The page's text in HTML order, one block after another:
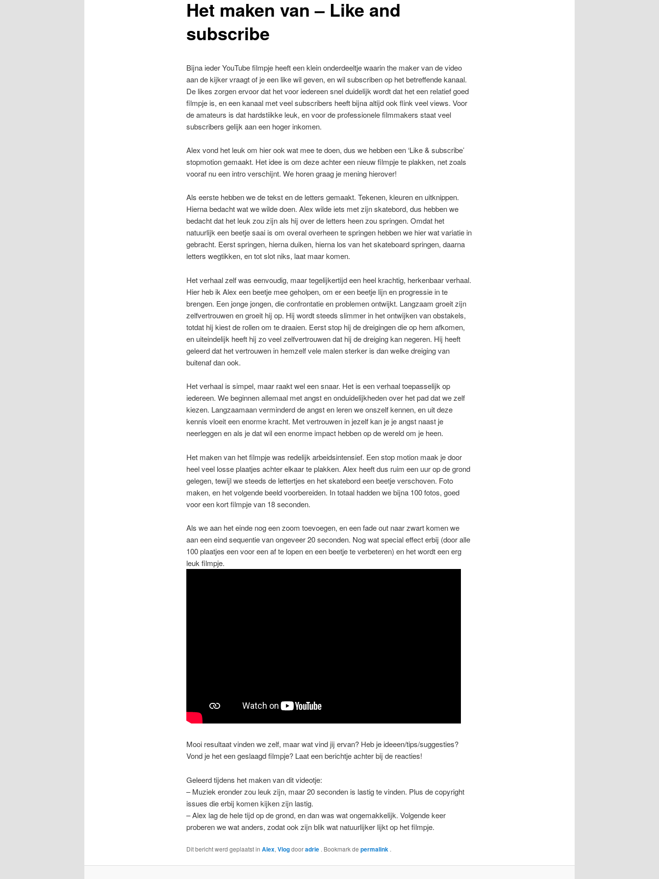
Het maken van – Like and
subscribe
Bijna ieder YouTube filmpje heeft een klein onderdeeltje waarin the maker van de video
aan de kijker vraagt of je een like wil geven, en wil subscriben op het betreffende kanaal.
De likes zorgen ervoor dat het voor iedereen snel duidelijk wordt dat het een relatief goed
filmpje is, en een kanaal met veel subscribers heeft bijna altijd ook flink veel views. Voor
de amateurs is dat hardstiikke leuk, en voor de professionele filmmakers staat veel
subscribers gelijk aan een hoger inkomen.
Alex vond het leuk om hier ook wat mee te doen, dus we hebben een ‘Like & subscribe’
stopmotion gemaakt. Het idee is om deze achter een nieuw filmpje te plakken, net zoals
vooraf nu een intro verschijnt. We horen graag je mening hierover!
Als eerste hebben we de tekst en de letters gemaakt. Tekenen, kleuren en uitknippen.
Hierna bedacht wat we wilde doen. Alex wilde iets met zijn skatebord, dus hebben we
bedacht dat het leuk zou zijn als hij over de letters heen zou springen. Omdat het
natuurlijk een beetje saai is om overal overheen te springen hebben we hier wat variatie in
gebracht. Eerst springen, hierna duiken, hierna los van het skateboard springen, daarna
letters wegtikken, en tot slot niks, laat maar komen.
Het verhaal zelf was eenvoudig, maar tegelijkertijd een heel krachtig, herkenbaar verhaal.
Hier heb ik Alex een beetje mee geholpen, om er een beetje lijn en progressie in te
brengen. Een jonge jongen, die confrontatie en problemen ontwijkt. Langzaam groeit zijn
zelfvertrouwen en groeit hij op. Hij wordt steeds slimmer in het ontwijken van obstakels,
totdat hij kiest de rollen om te draaien. Eerst stop hij de dreigingen die op hem afkomen,
en uiteindelijk heeft hij zo veel zelfvertrouwen dat hij de dreiging kan negeren. Hij heeft
geleerd dat het vertrouwen in hemzelf vele malen sterker is dan welke dreiging van
buitenaf dan ook.
Het verhaal is simpel, maar raakt wel een snaar. Het is een verhaal toepasselijk op
iedereen. We beginnen allemaal met angst en onduidelijkheden over het pad dat we zelf
kiezen. Langzaamaan verminderd de angst en leren we onszelf kennen, en uit deze
kennis vloeit een enorme kracht. Met vertrouwen in jezelf kan je je angst naast je
neerleggen en als je dat wil een enorme impact hebben op de wereld om je heen.
Het maken van het filmpje was redelijk arbeidsintensief. Een stop motion maak je door
heel veel losse plaatjes achter elkaar te plakken. Alex heeft dus ruim een uur op de grond
gelegen, tewijl we steeds de lettertjes en het skatebord een beetje verschoven. Foto
maken, en het volgende beeld voorbereiden. In totaal hadden we bijna 100 fotos, goed
voor een kort filmpje van 18 seconden.
Als we aan het einde nog een zoom toevoegen, en een fade out naar zwart komen we
aan een eind sequentie van ongeveer 20 seconden. Nog wat special effect erbij (door alle
100 plaatjes een voor een af te lopen en een beetje te verbeteren) en het wordt een erg
leuk filmpje.
Mooi resultaat vinden we zelf, maar wat vind jij ervan? Heb je ideeen/tips/suggesties?
Vond je het een geslaagd filmpje? Laat een berichtje achter bij de reacties!
Geleerd tijdens het maken van dit videotje:
– Muziek eronder zou leuk zijn, maar 20 seconden is lastig te vinden. Plus de copyright
issues die erbij komen kijken zijn lastig.
– Alex lag de hele tijd op de grond, en dan was wat ongemakkelijk. Volgende keer
proberen we wat anders, zodat ook zijn blik wat natuurlijker lijkt op het filmpje.
Dit bericht werd geplaatst in Alex, Vlogdooradrie . Bookmark de permalink .